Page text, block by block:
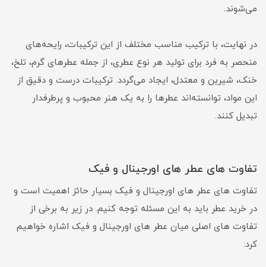
می‌شوند.
در نهایت، با ترکیب مناسب مختلف از این ترکیبات، رایحه‌های
منحصر به فرد برای تولید هر نوع عطری، از جمله عطرهای گرم، تلخ،
خنک، شیرین و معتدل، ایجاد می‌گردد. ترکیبات درست و دقیق از
این مواد، توانسته‌اند عطرها را به یک هنر محبوب و پرطرفدار
تبدیل کنند.
تفاوت های عطر های اورجینال و فیک
تفاوت های عطر های اورجینال و فیک بسیار حائز اهمیت است و
در خرید عطر باید به این مسئله توجه کنیم. در زیر به برخی از
تفاوت های اصلی میان عطر های اورجینال و فیک اشاره خواهیم
کرد: